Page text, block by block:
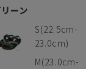
ーン
S(22.5cm-
23.0cm)
M(23.0cm-